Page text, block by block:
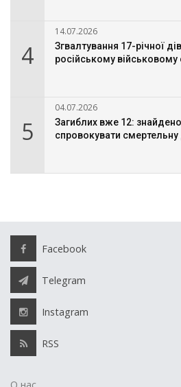
4
14.07.2026
Згвалтування 17-річної
російському
5
04.07.2026
Загиблих вже 12:
спровокувати
Facebook
Telegram
Instagram
RSS